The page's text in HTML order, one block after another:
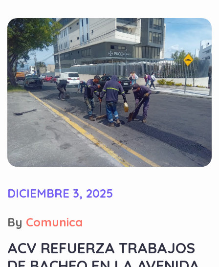
DICIEMBRE 3, 2025
By Comunica
ACV REFUERZA TRABAJOS